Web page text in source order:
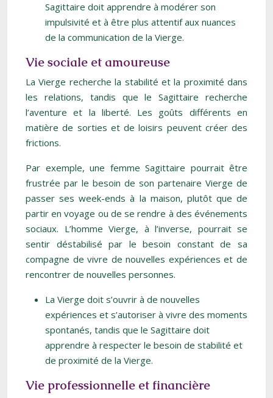
Sagittaire doit apprendre à modérer son
impulsivité et à être plus attentif aux nuances
de la communication de la Vierge.
Vie sociale et amoureuse
La Vierge recherche la stabilité et la proximité dans
les relations, tandis que le Sagittaire recherche
l’aventure et la liberté. Les goûts différents en
matière de sorties et de loisirs peuvent créer des
frictions.
Par exemple, une femme Sagittaire pourrait être
frustrée par le besoin de son partenaire Vierge de
passer ses week-ends à la maison, plutôt que de
partir en voyage ou de se rendre à des événements
sociaux. L’homme Vierge, à l’inverse, pourrait se
sentir déstabilisé par le besoin constant de sa
compagne de vivre de nouvelles expériences et de
rencontrer de nouvelles personnes.
La Vierge doit s’ouvrir à de nouvelles
expériences et s’autoriser à vivre des moments
spontanés, tandis que le Sagittaire doit
apprendre à respecter le besoin de stabilité et
de proximité de la Vierge.
Vie professionnelle et financière